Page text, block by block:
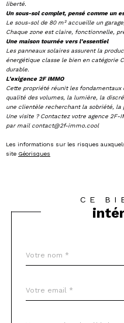
liberté.
Un sous-sol complet, pensé comme un
Le sous-sol de 80 m² accueille un
Chaque zone est claire, fonctionnelle,
Une maison tournée vers l’essentiel
Les panneaux solaires assurent la
énergétique classe le bien en catégorie
durable.
L’exigence 2F IMMO
Cette propriété réunit les
qualité des volumes, la lumière, la
une clientèle recherchant la sobriété, la
Une visite ? Contactez votre agence 2F-
par mail contact@2f-immo.cool
Les informations sur les risques
site Géorisques
CE
par
*
*